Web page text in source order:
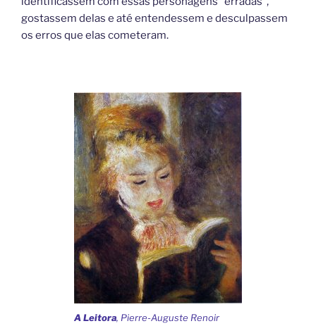
gostassem delas e até entendessem e desculpassem
os erros que elas cometeram.
A Leitora, Pierre-Auguste Renoir